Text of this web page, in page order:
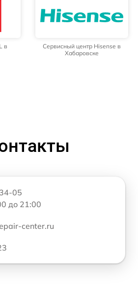
в
Сервисный центр Hisense в
Хабаровске
05
до 21:00
center.ru